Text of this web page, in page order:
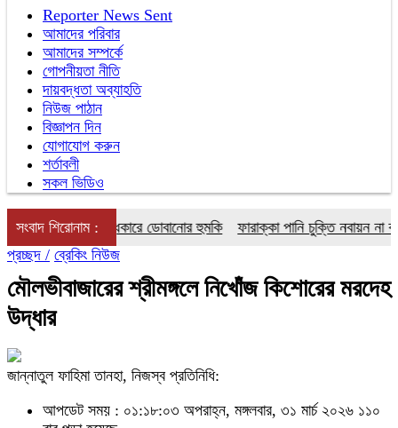
Reporter News Sent
আমাদের পরিবার
আমাদের সম্পর্কে
গোপনীয়তা নীতি
দায়বদ্ধতা অব্যাহতি
নিউজ পাঠান
বিজ্ঞাপন দিন
যোগাযোগ করুন
শর্তাবলী
সকল ভিডিও
সংবাদ শিরোনাম :
অঞ্চল অন্ধকারে ডোবানোর হুমকি
ফারাক্কা পানি চুক্তি নবায়ন না করার
প্রচ্ছদ / ব্রেকিং নিউজ
মৌলভীবাজারের শ্রীমঙ্গলে নিখোঁজ কিশোরের মরদেহ
উদ্ধার
জান্নাতুল ফাহিমা তানহা, নিজস্ব প্রতিনিধি:
আপডেট সময় : ০১:১৮:০৩ অপরাহ্ন, মঙ্গলবার, ৩১ মার্চ ২০২৬ ১১০